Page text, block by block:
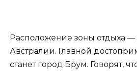
Расположение зоны отдыха —
Австралии. Главной
станет город Брум. Говорят,